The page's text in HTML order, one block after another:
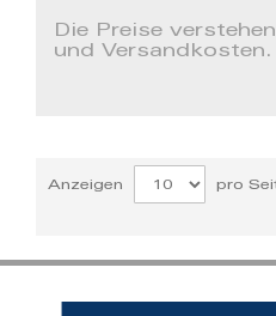
Die Preise
und Versandkosten.
Anzeigen
pro